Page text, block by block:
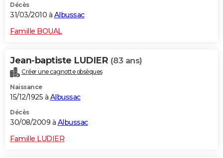
Décès
31/03/2010 à Albussac
Famille BOUAL
Jean-baptiste LUDIER (83 ans)
Créer une cagnotte obsèques
Naissance
15/12/1925 à Albussac
Décès
30/08/2009 à Albussac
Famille LUDIER